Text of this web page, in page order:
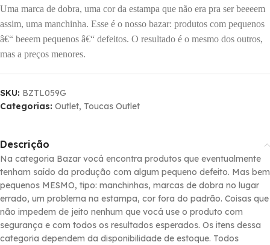
Uma marca de dobra, uma cor da estampa que não era pra ser beeeem
assim, uma manchinha. Esse é o nosso bazar: produtos com pequenos
â€“ beeem pequenos â€“ defeitos. O resultado é o mesmo dos outros,
mas a preços menores.
SKU: BZTL059G
Categorias: Outlet, Toucas Outlet
Descrição
Na categoria Bazar vocá encontra produtos que eventualmente
tenham saí­do da produção com algum pequeno defeito. Mas bem
pequenos MESMO, tipo: manchinhas, marcas de dobra no lugar
errado, um problema na estampa, cor fora do padrão. Coisas que
não impedem de jeito nenhum que vocá use o produto com
segurança e com todos os resultados esperados. Os itens dessa
categoria dependem da disponibilidade de estoque. Todos